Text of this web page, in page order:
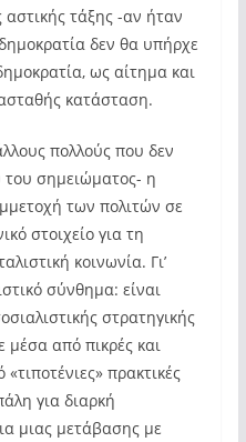
τάξης -αν ήταν
δεν θα υπήρχε
ως αίτημα και
κατάσταση.
πολλούς που δεν
σημειώματος- η
των πολιτών σε
στοιχείο για τη
κοινωνία. Γι’
σύνθημα: είναι
στρατηγικής
μέσα από πικρές και
πρακτικές
για διαρκή
μιας μετάβασης με